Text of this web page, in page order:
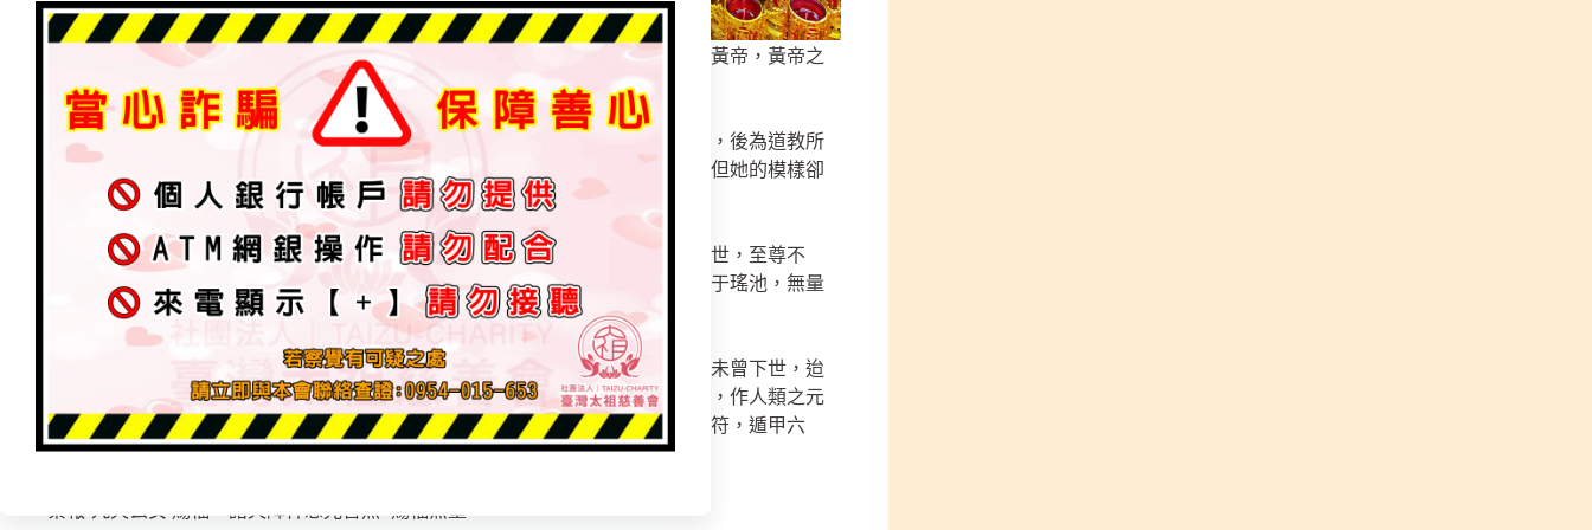
玄女者，九天聖母也，太元聖母弟子，乃先天的真仙。受西王母之命，授符法於黃帝，黃帝之
師也。
九天玄女，又尊稱為九天女、玄女、元女、九天玄女娘娘，本是中國古代的女神，後為道教所
信奉，成為神系中地僅次於西王母的女天神。九天玄女是位頗諳軍事的女神仙，但她的模樣卻
像是一位雍容華貴的后妃。
生于混沌之先，遊乎空洞之玄，原使傳常輔萬物自然，統制劫運，撐大原船于末世，至尊不
壞，是諸仙諸佛諸聖之宗，神機莫測，乃掌道掌法掌教之主，九天之上，朝聖母于瑤池，無量
世界，斬魔王于三途。九天玄女是西王母的弟子，也是黃帝的師尊。
《黃帝問玄女兵法》、《雲笈七簽》及《九天玄女傳》等書中記載，昔雖為聖，未曾下世，迨
乎開皇，降跡人間，號曰媧皇，人首龍身，練石補天，垂天地之大功，搏泥造人，作人類之元
祖，軒皇治世，蚩尤肆虐。玄女再降，傳帝陰符，太乙在前，天一在後，靈寶五符，遁甲六
任，造指南車，逐克蚩尤。
稟報-九天玄女 賜福，諸天降祥恩光普照~賜福無量